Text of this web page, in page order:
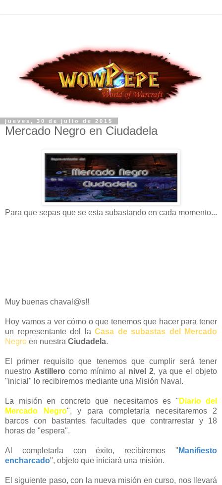
jueves, 30 de julio de 2015
Mercado Negro en Ciudadela
Para que sepas que se esta subastando en cada momento...
Muy buenas chaval@s!!
Hoy vamos a ver cómo o que tenemos que hacer para tener
un representante del la Casa de subastas del Mercado
Negro en nuestra Ciudadela.
El primer requisito que tenemos que cumplir será tener
nuestro Astillero como mínimo al nivel 2, ya que el objeto
"inicial" lo recibiremos mediante una Misión Naval.
La misión en concreto que necesitamos es " Diario del
Mercado Negro", y para completarla necesitaremos 2
barcos con bastantes facultades que contrarrestar y 18
horas de "espera".
Al completarla con éxito, recibiremos " Manifiesto
encharcado", objeto que iniciará una misión.
El siguiente paso, con la nueva misión en curso, nos llevará